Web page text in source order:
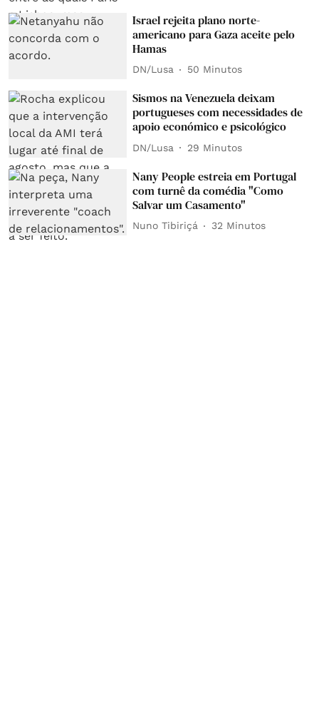
Israel rejeita plano norte-
americano para Gaza aceite pelo
Hamas
DN/Lusa 50 Minutos
Sismos na Venezuela deixam
portugueses com necessidades de
apoio económico e psicológico
DN/Lusa 29 Minutos
Nany People estreia em Portugal
com turnê da comédia "Como
Salvar um Casamento"
Nuno Tibiriçá 32 Minutos